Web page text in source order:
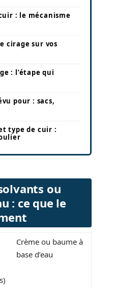
: le mécanisme
cirage sur vos
: l’étape qui
pour : sacs,
type de cuir :
ou
: ce que le
Crème ou baume à
base d’eau